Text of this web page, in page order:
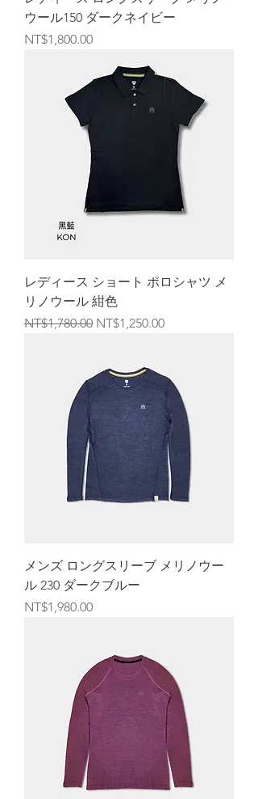
ウール150 ダークネイビー
価格
NT$1,800.00
レディース ショート ポロシャツ メ
リノウール 紺色
通常価格
NT$1,780.00 セール価格
NT$1,250.00
メンズ ロングスリーブ メリノウー
ル 230 ダークブルー
価格
NT$1,980.00